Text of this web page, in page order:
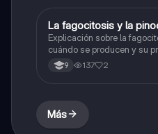
Biologia
La fagocitosis y la
Explicación sobre la
cuándo se producen y su
9 137 2
Más